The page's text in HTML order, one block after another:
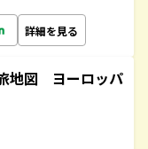
詳細を見る
地図 ヨーロッパ